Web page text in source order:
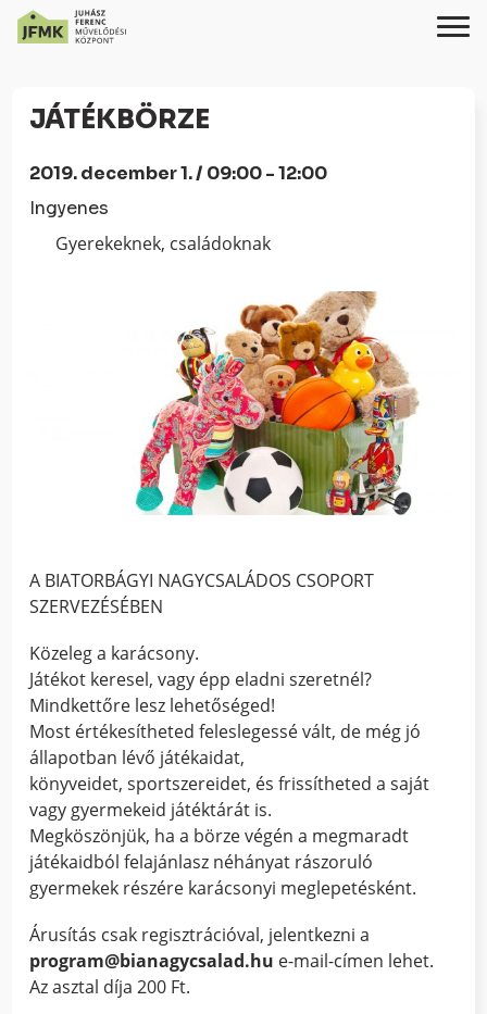
Content
navigációhoz
JÁTÉKBÖRZE
2019. december 1. / 09:00 - 12:00
Ingyenes
Gyerekeknek, családoknak
A BIATORBÁGYI NAGYCSALÁDOS CSOPORT
SZERVEZÉSÉBEN
Közeleg a karácsony.
Játékot keresel, vagy épp eladni szeretnél?
Mindkettőre lesz lehetőséged!
Most értékesítheted feleslegessé vált, de még jó
állapotban lévő játékaidat,
könyveidet, sportszereidet, és frissítheted a saját
vagy gyermekeid játéktárát is.
Megköszönjük, ha a börze végén a megmaradt
játékaidból felajánlasz néhányat rászoruló
gyermekek részére karácsonyi meglepetésként.
Árusítás csak regisztrációval, jelentkezni a
program@bianagycsalad.hu e-mail-címen lehet.
Az asztal díja 200 Ft.